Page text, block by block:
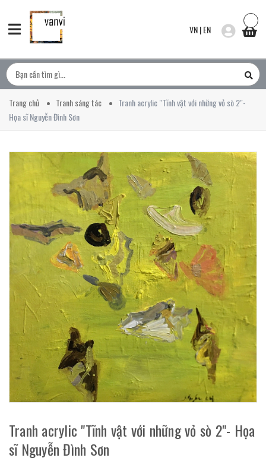
VN|EN
Trang chủ Tranh sáng tác
Tranh acrylic "Tĩnh vật với những vỏ sò 2"-
Họa sĩ Nguyễn Đình Sơn
Tranh acrylic "Tĩnh vật với những vỏ sò 2"- Họa
sĩ Nguyễn Đình Sơn